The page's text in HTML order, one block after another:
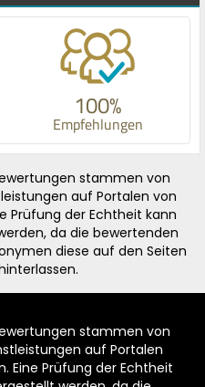
100%
Empfehlungen
stammen von
auf Portalen von
Prüfung der Echtheit kann
da die bewertenden
diese auf den Seiten
stammen von
auf Portalen
Eine Prüfung der Echtheit